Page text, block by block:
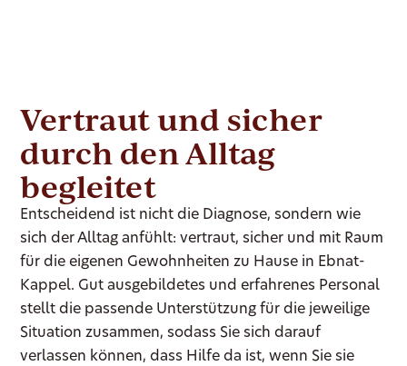
Vertraut und sicher
durch den Alltag
begleitet
Entscheidend ist nicht die Diagnose, sondern wie
sich der Alltag anfühlt: vertraut, sicher und mit Raum
für die eigenen Gewohnheiten zu Hause in Ebnat-
Kappel. Gut ausgebildetes und erfahrenes Personal
stellt die passende Unterstützung für die jeweilige
Situation zusammen, sodass Sie sich darauf
verlassen können, dass Hilfe da ist, wenn Sie sie